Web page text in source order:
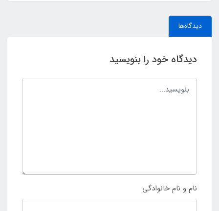
دیدگاه‌ها
دیدگاه خود را بنویسید
نام و نام خانوادگی